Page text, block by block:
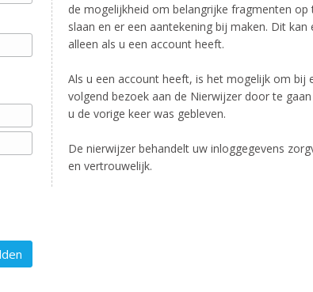
de mogelijkheid om belangrijke fragmenten op
slaan en er een aantekening bij maken. Dit kan
alleen als u een account heeft.
Als u een account heeft, is het mogelijk om bij
volgend bezoek aan de Nierwijzer door te
u de vorige keer was gebleven.
De nierwijzer behandelt uw inloggegevens
en vertrouwelijk.